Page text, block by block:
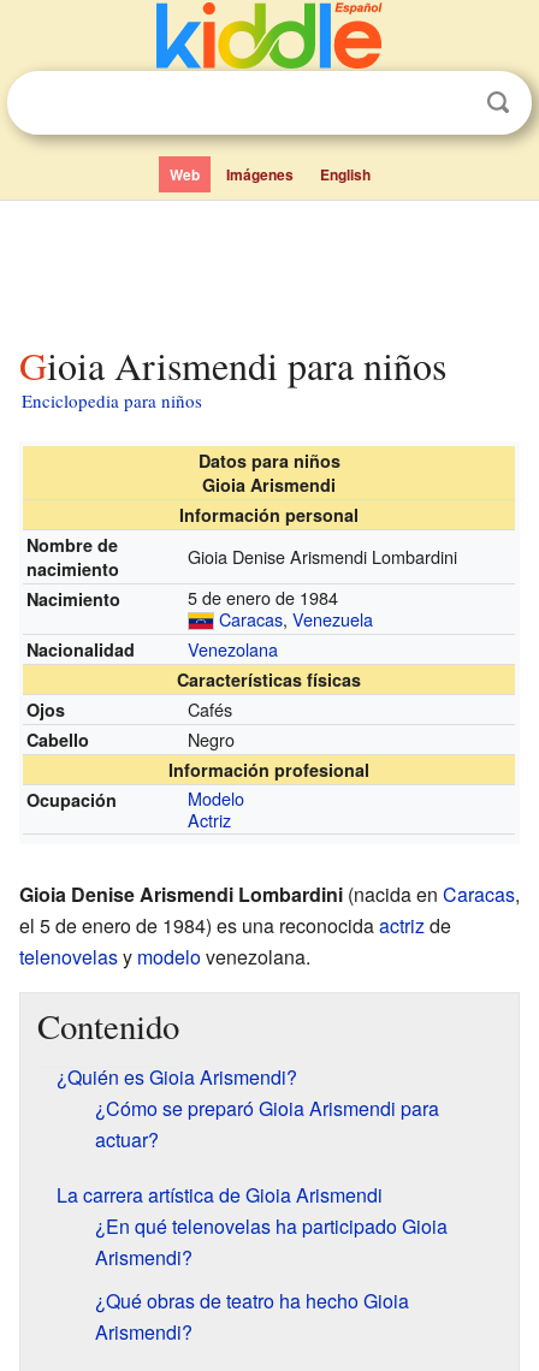
Web Imágenes English
Gioia Arismendi para niños
Enciclopedia para niños
Datos para niños
Gioia Arismendi
Información personal
Nombre de
nacimiento
Gioia Denise Arismendi Lombardini
Nacimiento
5 de enero de 1984
Caracas,Venezuela
Nacionalidad Venezolana
Características físicas
Ojos
Cafés
Cabello Negro
Información profesional
Ocupación
Modelo
Actriz
Gioia Denise Arismendi Lombardini (nacida en Caracas,
el 5 de enero de 1984) es una reconocidaactrizde
telenovelasy modelovenezolana.
Contenido
¿Quién es Gioia Arismendi?
¿Cómo se preparó Gioia Arismendi para
actuar?
La carrera artística de Gioia Arismendi
¿En qué telenovelas ha participado Gioia
Arismendi?
¿Qué obras de teatro ha hecho Gioia
Arismendi?